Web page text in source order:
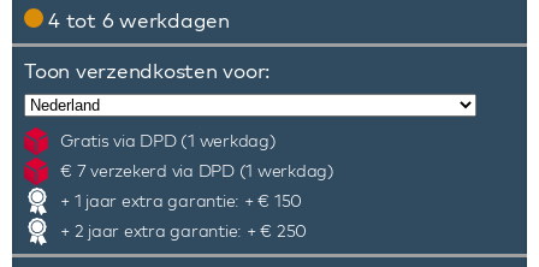
4 tot 6 werkdagen
Toon verzendkosten voor:
Gratis via DPD (1 werkdag)
€ 7 verzekerd via DPD (1 werkdag)
+ 1 jaar extra garantie: + € 150
+ 2 jaar extra garantie: + € 250